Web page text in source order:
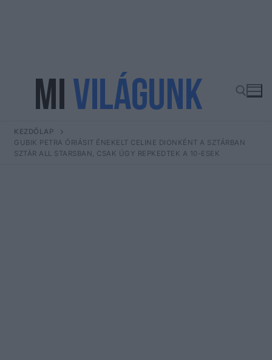
tartalomra
Keresése:
KEZDŐLAP
GUBIK PETRA ÓRIÁSIT ÉNEKELT CELINE DIONKÉNT A SZTÁRBAN
SZTÁR ALL STARSBAN, CSAK ÚGY REPKEDTEK A 10-ESEK